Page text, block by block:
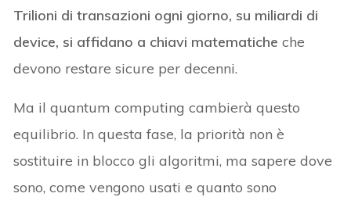
Trilioni di transazioni ogni giorno, su miliardi di
device, si affidano a chiavi matematiche che
devono restare sicure per decenni.
Ma il quantum computing cambierà questo
equilibrio. In questa fase, la priorità non è
sostituire in blocco gli algoritmi, ma sapere dove
sono, come vengono usati e quanto sono